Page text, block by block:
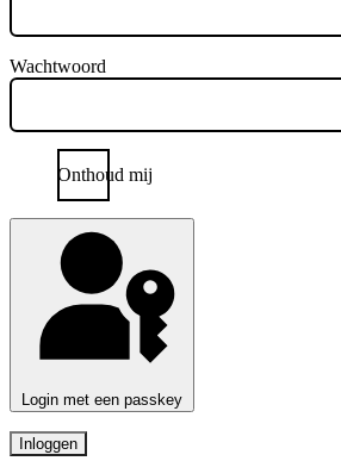
Wachtwoord
Onthoud mij
Login met een passkey
Inloggen